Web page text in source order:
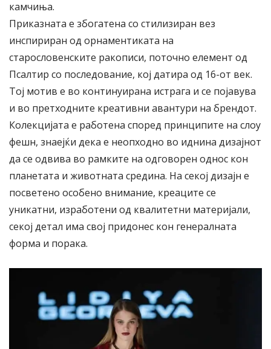
камчиња.
Приказната е збогатена со стилизиран вез
инспириран од орнаментиката на
старословенските ракописи, поточно елемент од
Псалтир со последование, коj датира од 16-от век.
Тој мотив е во континуирана истрага и се појавува
и во претходните креативни авантури на брендот.
Колекцијата е работена според принципите на слоу
фешн, знаејќи дека е неопходно во иднина дизајнот
да се одвива во рамките на одговорен однос кон
планетата и животната средина. На секој дизајн е
посветено особено внимание, креаците се
уникатни, изработени од квалитетни материјали,
секој детал има свој придонес кон генералната
форма и порака.